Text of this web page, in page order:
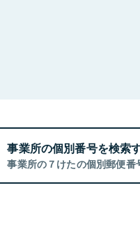
事業所の個別番号を検索
事業所の７けたの個別郵便番